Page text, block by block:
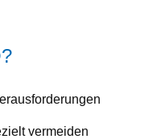
vermeiden